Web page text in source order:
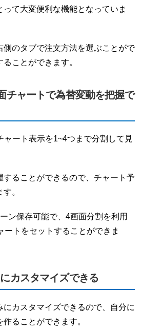
って大変便利な機能となっていま
側のタブで注文方法を選ぶことがで
ことができます。
チャートで為替変動を把握で
ャート表示を1~4つまで分割して見
することができるので、チャート予
。
ン保存可能で、4画面分割を利用
ートをセットすることができま
カスタマイズできる
にカスタマイズできるので、自分に
ることができます。